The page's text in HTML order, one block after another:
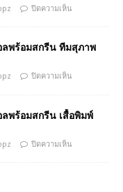
ปิดความเห็น
พร้อมสกรีน ทีมสุภาพ
ปิดความเห็น
พร้อมสกรีน เสื้อพิมพ์
ปิดความเห็น